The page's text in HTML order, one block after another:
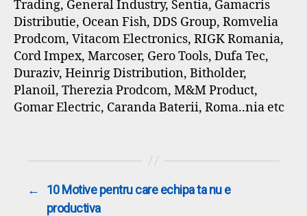
Trading, General Industry, Sentia, Gamacris
Distributie, Ocean Fish, DDS Group, Romvelia
Prodcom, Vitacom Electronics, RIGK Romania,
Cord Impex, Marcoser, Gero Tools, Dufa Tec,
Duraziv, Heinrig Distribution, Bitholder,
Planoil, Therezia Prodcom, M&M Product,
Gomar Electric, Caranda Baterii, Roma..nia etc
←
10 Motive pentru care echipa ta nu e
productiva